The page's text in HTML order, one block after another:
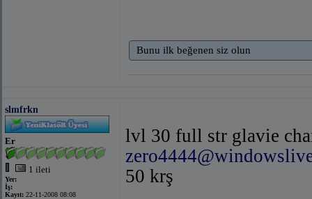
Bunu ilk beğenen siz olun
slmfrkn
Er
1 ileti
Yer:
İş:
Kayıt: 22-11-2008 08:08
lvl 30 full str glavie char
50 krş